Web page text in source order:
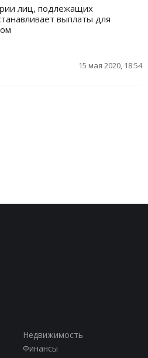
лиц, подлежащих
выплаты для
15 мая 2020, 18:54
Недвижимость
Финансы